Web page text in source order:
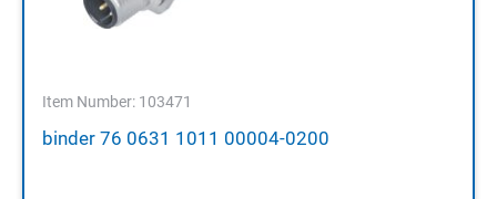
Item Number: 103471
binder 76 0631 1011 00004-0200